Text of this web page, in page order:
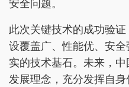
安全问题。
此次关键技术的成功验
设覆盖广、性能优、安
实的技术基石。未来，
发展理念，充分发挥自